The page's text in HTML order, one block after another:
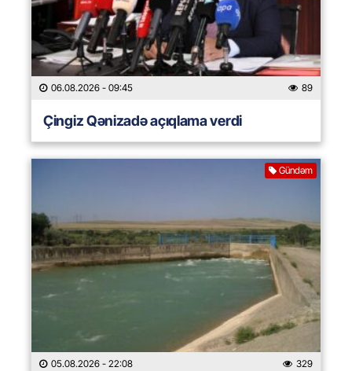
06.08.2026 - 09:45 89
Çingiz Qənizadə açıqlama verdi
Gündəm
05.08.2026 - 22:08 329